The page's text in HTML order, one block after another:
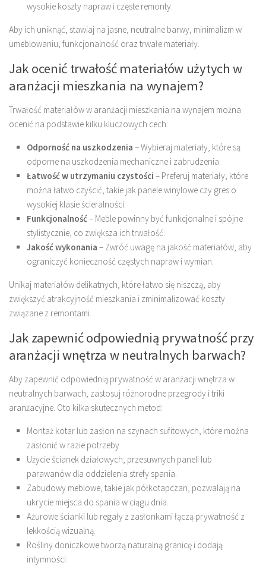
wysokie koszty napraw i częste remonty.
Aby ich uniknąć, stawiaj na jasne, neutralne barwy, minimalizm w
umeblowaniu, funkcjonalność oraz trwałe materiały.
Jak ocenić trwałość materiałów użytych w
aranżacji mieszkania na wynajem?
Trwałość materiałów w aranżacji mieszkania na wynajem można
ocenić na podstawie kilku kluczowych cech:
Odporność na uszkodzenia – Wybieraj materiały, które są
odporne na uszkodzenia mechaniczne i zabrudzenia.
Łatwość w utrzymaniu czystości – Preferuj materiały, które
można łatwo czyścić, takie jak panele winylowe czy gres o
wysokiej klasie ścieralności.
Funkcjonalność– Meble powinny być funkcjonalne i spójne
stylistycznie, co zwiększa ich trwałość.
Jakość wykonania – Zwróć uwagę na jakość materiałów, aby
ograniczyć konieczność częstych napraw i wymian.
Unikaj materiałów delikatnych, które łatwo się niszczą, aby
zwiększyć atrakcyjność mieszkania i zminimalizować koszty
związane z remontami.
Jak zapewnić odpowiednią prywatność przy
aranżacji wnętrza w neutralnych barwach?
Aby zapewnić odpowiednią prywatność w aranżacji wnętrza w
neutralnych barwach, zastosuj różnorodne przegrody i triki
aranżacyjne. Oto kilka skutecznych metod:
Montaż kotar lub zasłon na szynach sufitowych, które można
zasłonić w razie potrzeby.
Użycie ścianek działowych, przesuwnych paneli lub
parawanów dla oddzielenia strefy spania.
Zabudowy meblowe, takie jak półkotapczan, pozwalają na
ukrycie miejsca do spania w ciągu dnia.
Ażurowe ścianki lub regały z zasłonkami łączą prywatność z
lekkością wizualną.
Rośliny doniczkowe tworzą naturalną granicę i dodają
intymności.